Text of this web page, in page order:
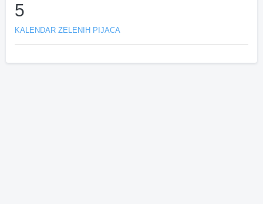
5
KALENDAR ZELENIH PIJACA